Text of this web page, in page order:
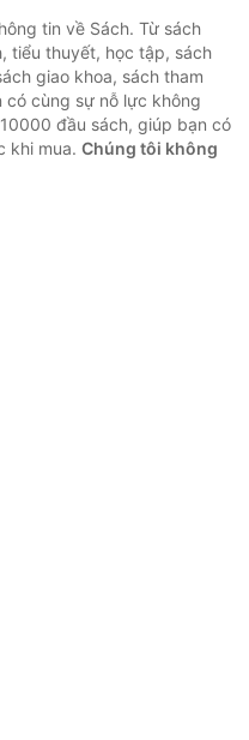
tin về Sách. Từ sách
tiểu thuyết, học tập, sách
giao khoa, sách tham
có cùng sự nỗ lực không
đầu sách, giúp bạn có
khi mua. Chúng tôi không